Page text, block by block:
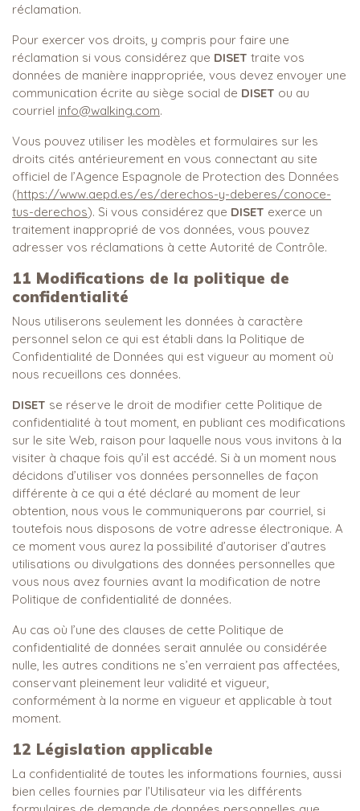
réclamation.
Pour exercer vos droits, y compris pour faire une
réclamation si vous considérez que DISET traite vos
données de manière inappropriée, vous devez envoyer une
communication écrite au siège social de DISET ou au
courriel info@walking.com.
Vous pouvez utiliser les modèles et formulaires sur les
droits cités antérieurement en vous connectant au site
officiel de l’Agence Espagnole de Protection des Données
(https://www.aepd.es/es/derechos-y-deberes/conoce-
tus-derechos). Si vous considérez que DISET exerce un
traitement inapproprié de vos données, vous pouvez
adresser vos réclamations à cette Autorité de Contrôle.
11 Modifications de la politique de
confidentialité
Nous utiliserons seulement les données à caractère
personnel selon ce qui est établi dans la Politique de
Confidentialité de Données qui est vigueur au moment où
nous recueillons ces données.
DISET se réserve le droit de modifier cette Politique de
confidentialité à tout moment, en publiant ces modifications
sur le site Web, raison pour laquelle nous vous invitons à la
visiter à chaque fois qu’il est accédé. Si à un moment nous
décidons d’utiliser vos données personnelles de façon
différente à ce qui a été déclaré au moment de leur
obtention, nous vous le communiquerons par courriel, si
toutefois nous disposons de votre adresse électronique. A
ce moment vous aurez la possibilité d’autoriser d’autres
utilisations ou divulgations des données personnelles que
vous nous avez fournies avant la modification de notre
Politique de confidentialité de données.
Au cas où l’une des clauses de cette Politique de
confidentialité de données serait annulée ou considérée
nulle, les autres conditions ne s’en verraient pas affectées,
conservant pleinement leur validité et vigueur,
conformément à la norme en vigueur et applicable à tout
moment.
12 Législation applicable
La confidentialité de toutes les informations fournies, aussi
bien celles fournies par l’Utilisateur via les différents